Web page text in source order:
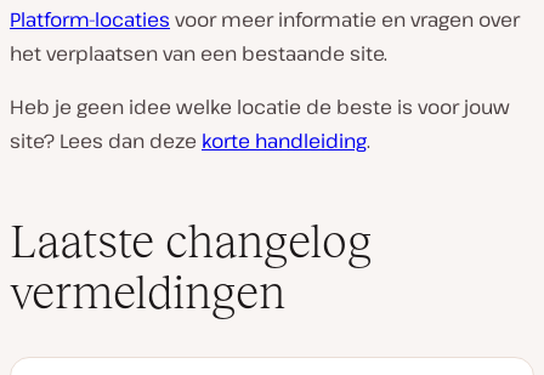
Platform-locaties voor meer informatie en vragen over
het verplaatsen van een bestaande site.
Heb je geen idee welke locatie de beste is voor jouw
site? Lees dan deze korte handleiding.
Laatste changelog
vermeldingen